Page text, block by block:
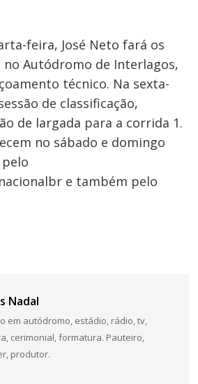
feira, José Neto fará os
Autódromo de Interlagos,
técnico. Na sexta-
de classificação,
de largada para a corrida 1.
no sábado e domingo
e também pelo
Nadal
em autódromo, estádio, rádio, tv,
cerimonial, formatura. Pauteiro,
produtor.